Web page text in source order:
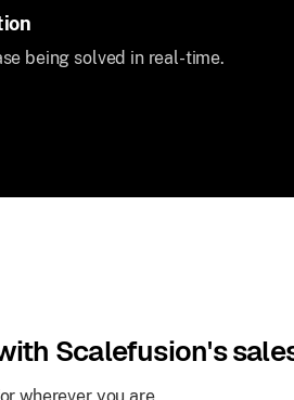
being solved in real-time.
Scalefusion's